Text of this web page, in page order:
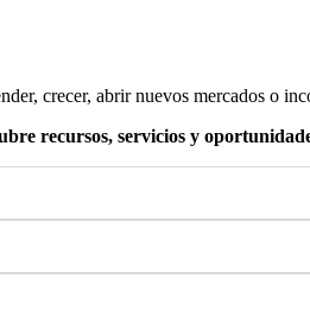
crecer, abrir nuevos mercados o
recursos, servicios y